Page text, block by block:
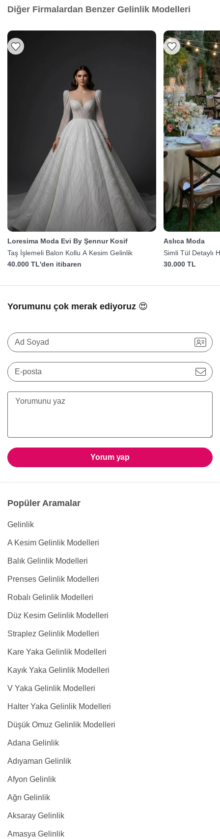
Diğer Firmalardan Benzer Gelinlik Modelleri
Loresima Moda Evi By Şennur Kosif
Taş İşlemeli Balon Kollu A Kesim Gelinlik
40.000 TL'den itibaren
Aslıca Moda
Simli Tül Detaylı
30.000 TL
Yorumunu çok merak ediyoruz 😍
Ad Soyad
E-posta
Yorum yap
Popüler Aramalar
Gelinlik
A Kesim Gelinlik Modelleri
Balık Gelinlik Modelleri
Prenses Gelinlik Modelleri
Robalı Gelinlik Modelleri
Düz Kesim Gelinlik Modelleri
Straplez Gelinlik Modelleri
Kare Yaka Gelinlik Modelleri
Kayık Yaka Gelinlik Modelleri
V Yaka Gelinlik Modelleri
Halter Yaka Gelinlik Modelleri
Düşük Omuz Gelinlik Modelleri
Adana Gelinlik
Adıyaman Gelinlik
Afyon Gelinlik
Ağrı Gelinlik
Aksaray Gelinlik
Amasya Gelinlik